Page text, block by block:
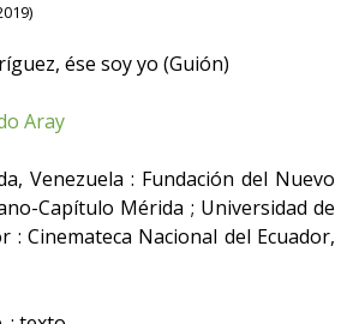
ése soy yo (Guión)
Aray
Venezuela : Fundación del Nuevo
Capítulo Mérida ; Universidad de
: Cinemateca Nacional del Ecuador,